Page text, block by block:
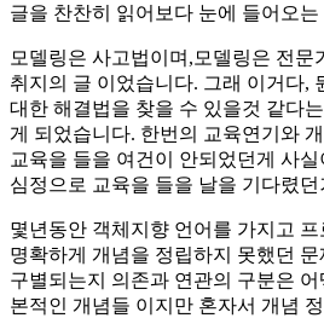
글을 찬찬히 읽어보다 눈에 들어오
모델링은 사고법이며,모델링은 전문
취지의 글 이었습니다. 그래 이거다,
대한 해결법을 찾을 수 있을것 같다
게 되었습니다. 한번의 교육연기와
교육을 들을 여건이 안되었던게 사
심정으로 교육을 들을 날을 기다렸던
몇년동안 객체지향 언어를 가지고
명확하게 개념을 정립하지 못했던 문
구별되는지 의존과 연관의 구분은 어
본적인 개념들 이지만 혼자서 개념